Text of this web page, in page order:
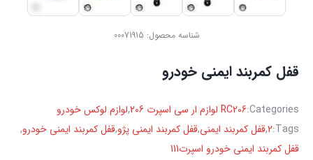
شناسه محصول: 00071915
قفل کمربند ایمنی خودرو
Categories: RC206 لوازم ار سی اسپرت 206 ,لوازم لوکس خودرو
Tags:
2
,قفل کمربند ایمنی,قفل کمربند ایمنی پژو,قفل کمربند ایمنی خودرو,
قفل کمربند ایمنی خودرو اسپرت111